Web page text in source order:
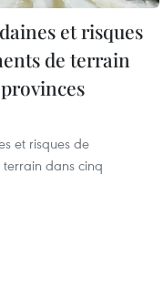
et risques
de terrain
et risques de
dans cinq